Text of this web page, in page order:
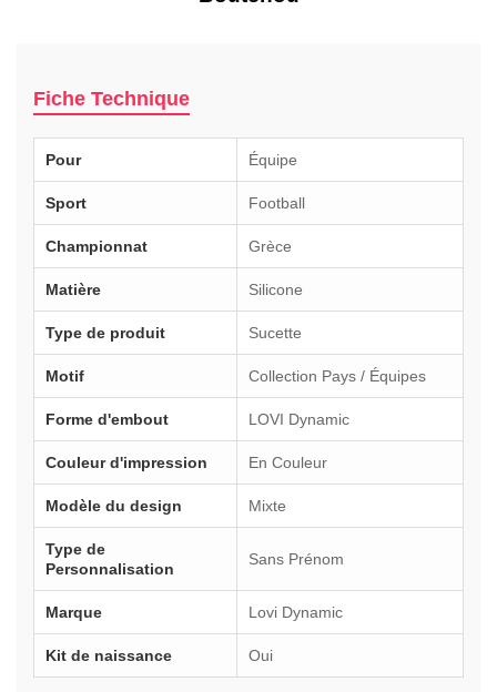
Fiche Technique
Pour Équipe
Sport Football
Championnat Grèce
Matière Silicone
Type de produit Sucette
Motif Collection Pays / Équipes
Forme d'embout LOVI Dynamic
Couleur d'impression En Couleur
Modèle du design Mixte
Type de
Personnalisation
Sans Prénom
Marque Lovi Dynamic
Kit de naissance Oui